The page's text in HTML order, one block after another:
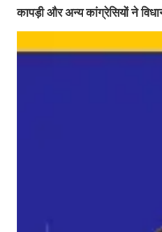
कापड़ी और अन्य कांग्रेसियों ने